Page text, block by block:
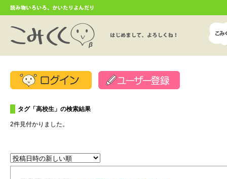
タグ「高校生」の検索結果
2件見付かりました。